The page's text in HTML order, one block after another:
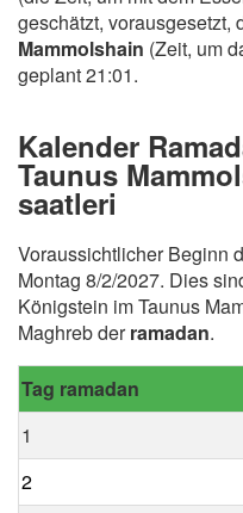
geschätzt, vorausgesetzt,
Mammolshain (Zeit, um
geplant 21:01.
Kalender
Taunus
saatleri
Voraussichtlicher Beginn
Montag 8/2/2027. Dies
Königstein im Taunus
Maghreb derramadan.
Tag ramadan
1
2